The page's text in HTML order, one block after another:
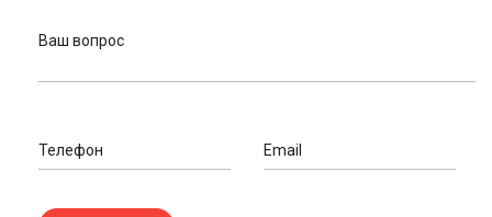
Ваш вопрос
Телефон Email